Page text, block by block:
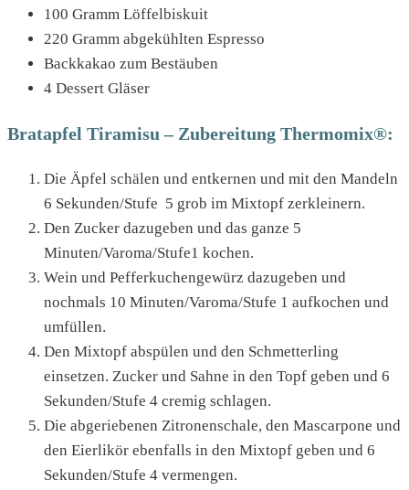
100 Gramm Löffelbiskuit
220 Gramm abgekühlten Espresso
Backkakao zum Bestäuben
4 Dessert Gläser
Bratapfel Tiramisu – Zubereitung Thermomix®:
Die Äpfel schälen und entkernen und mit den Mandeln
6 Sekunden/Stufe 5 grob im Mixtopf zerkleinern.
Den Zucker dazugeben und das ganze 5
Minuten/Varoma/Stufe1 kochen.
Wein und Pefferkuchengewürz dazugeben und
nochmals 10 Minuten/Varoma/Stufe 1 aufkochen und
umfüllen.
Den Mixtopf abspülen und den Schmetterling
einsetzen. Zucker und Sahne in den Topf geben und 6
Sekunden/Stufe 4 cremig schlagen.
Die abgeriebenen Zitronenschale, den Mascarpone und
den Eierlikör ebenfalls in den Mixtopf geben und 6
Sekunden/Stufe 4 vermengen.